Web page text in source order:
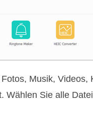
Musik,
Sie alle